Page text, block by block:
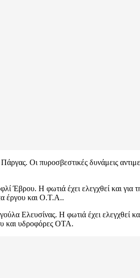
Οι πυροσβεστικές δυνάμεις
Έβρου. Η φωτιά έχει ελεγχθεί και
έργου και Ο.Τ.Α..
Ελευσίνας. Η φωτιά έχει ελεγχθεί
και υδροφόρες ΟΤΑ.